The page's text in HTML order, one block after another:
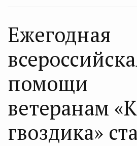
Ежегодная
помощи
ветеранам
гвоздика»